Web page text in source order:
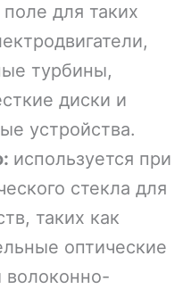
для таких
турбины,
диски и
устройства.
используется при
стекла для
таких как
оптические